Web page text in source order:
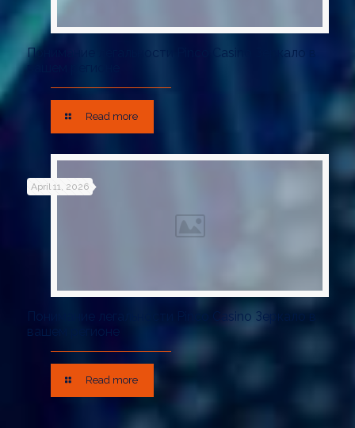
Понимание легальности Pinco Casino Зеркало в
вашем регионе
Read more
April 11, 2026
Понимание легальности Pinco Casino Зеркало в
вашем регионе
Read more